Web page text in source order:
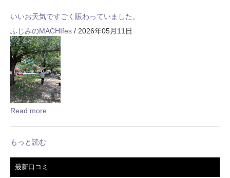
いいお天気ですごく賑わっていました。
ふじみのMACHIfes / 2026年05月11日
Read more
もっと読む
最新口コミ